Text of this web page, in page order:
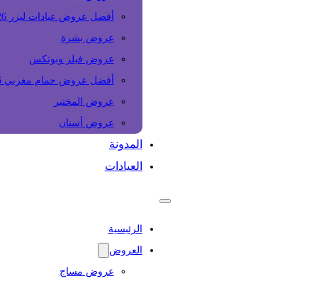
أفضل عروض عيادات ليزر 2026
عروض بشرة
عروض فيلر وبوتكس
أفضل عروض حمام مغربي 2026
عروض المختبر
عروض أسنان
المدونة
العيادات
الرئيسية
العروض
عروض مساج